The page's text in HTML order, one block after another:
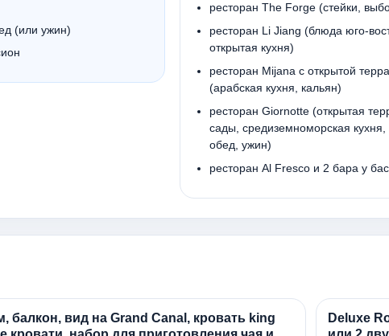
(или ужин)
ресторан The Forge (стейки,
ресторан Li Jiang (блюда юго-
открытая кухня)
ресторан Mijana с открытой
(арабская кухня, кальян)
ресторан Giornotte (открытая
сады, средиземноморская кухня,
обед, ужин)
ресторан Al Fresco и 2 бара у
балкон, вид на Grand Canal, кровать king
Deluxe